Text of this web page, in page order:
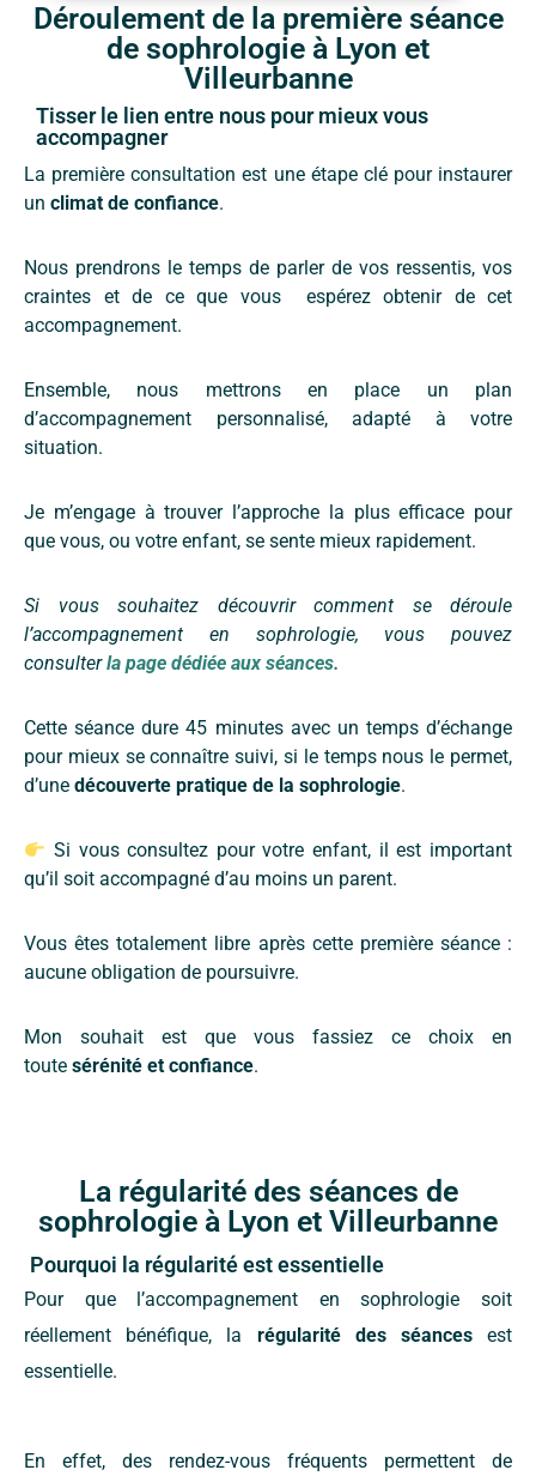
Déroulement de la première séance
de sophrologie à Lyon et
Villeurbanne
Tisser le lien entre nous pour mieux vous
accompagner
La première consultation est une étape clé pour instaurer
un climat de confiance.
Nous prendrons le temps de parler de vos ressentis, vos
craintes et de ce que vous espérez obtenir de cet
accompagnement.
Ensemble, nous mettrons en place un plan
d’accompagnement personnalisé, adapté à votre
situation.
Je m’engage à trouver l’approche la plus efficace pour
que vous, ou votre enfant, se sente mieux rapidement.
Si vous souhaitez découvrir comment se déroule
l’accompagnement en sophrologie, vous pouvez
consulter la page dédiée aux séances.
Cette séance dure 45 minutes avec un temps d’échange
pour mieux se connaître suivi, si le temps nous le permet,
d’une découverte pratique de la sophrologie.
Si vous consultez pour votre enfant, il est important
qu’il soit accompagné d’au moins un parent.
Vous êtes totalement libre après cette première séance :
aucune obligation de poursuivre.
Mon souhait est que vous fassiez ce choix en
toute sérénité et confiance.
La régularité des séances de
sophrologie à Lyon et Villeurbanne
Pourquoi la régularité est essentielle
Pour que l’accompagnement en sophrologie soit
réellement bénéfique, la régularité des séancesest
essentielle.
En effet, des rendez-vous fréquents permettent de